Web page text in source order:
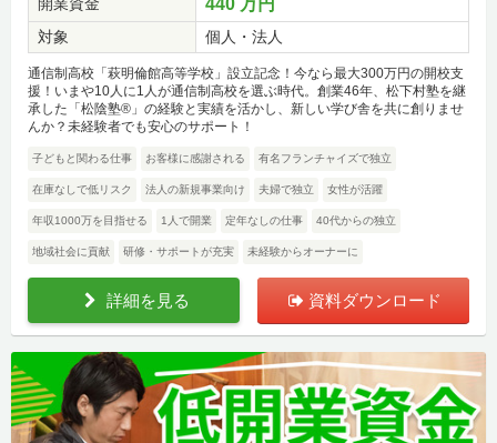
開業資金
440 万円
対象 個人・法人
通信制高校「萩明倫館高等学校」設立記念！今なら最大300万円の開校支
援！いまや10人に1人が通信制高校を選ぶ時代。創業46年、松下村塾を継
承した「松陰塾®」の経験と実績を活かし、新しい学び舎を共に創りませ
んか？未経験者でも安心のサポート！
子どもと関わる仕事 お客様に感謝される 有名フランチャイズで独立
在庫なしで低リスク 法人の新規事業向け 夫婦で独立 女性が活躍
年収1000万を目指せる 1人で開業 定年なしの仕事 40代からの独立
地域社会に貢献 研修・サポートが充実 未経験からオーナーに
詳細を見る 資料ダウンロード